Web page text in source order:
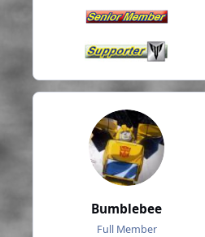
Bumblebee
Full Member